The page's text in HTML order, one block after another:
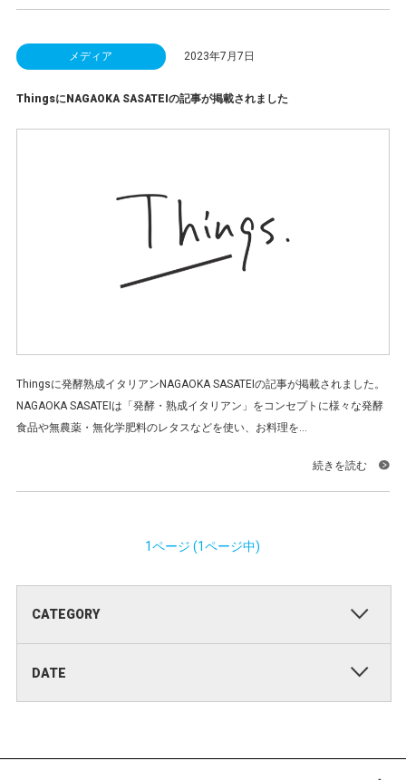
メディア 2023年7月7日
ThingsにNAGAOKA SASATEIの記事が掲載されました
Thingsに発酵熟成イタリアンNAGAOKA SASATEIの記事が掲載されました。
NAGAOKA SASATEIは「発酵・熟成イタリアン」をコンセプトに様々な発酵
食品や無農薬・無化学肥料のレタスなどを使い、お料理を...
続きを読む
1ページ (1ページ中)
CATEGORY
DATE